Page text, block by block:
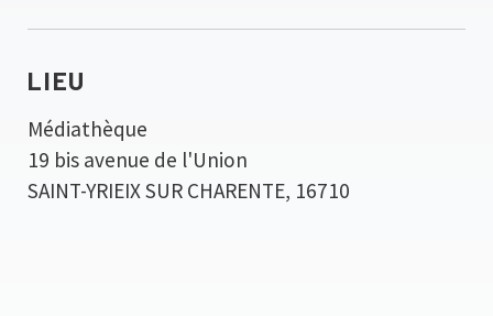
LIEU
Médiathèque
19 bis avenue de l'Union
SAINT-YRIEIX SUR CHARENTE, 16710